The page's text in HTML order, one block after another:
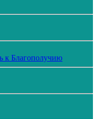
к Благополучию